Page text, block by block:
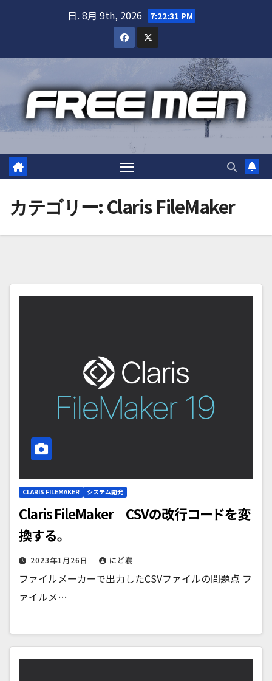
日. 8月 9th, 2026 7:22:32 PM
カテゴリー: Claris FileMaker
CLARIS FILEMAKER システム開発
Claris FileMaker｜CSVの改行コードを変
換する。
2023年1月26日 にど寝
ファイルメーカーで出力したCSVファイルの問題点 フ
ァイルメ…